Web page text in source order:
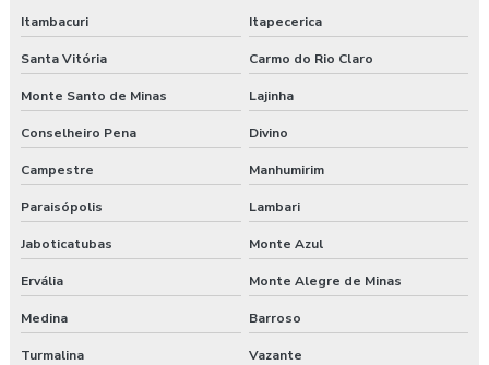
Treinamento online nr 12 Máquinas e Equipamentos
Treinamento online nr 33 Espaço Confinado
Treinamento online nr 35 Segurança Trabalho em Altura
Treinamento segurança do trabalho
Treinamento de segurança do trabalho na construção civil
Valor para elaboração de pgr
Itambacuri Itapecerica
Santa Vitória Carmo do Rio Claro
Monte Santo de Minas Lajinha
Conselheiro Pena Divino
Campestre Manhumirim
Paraisópolis Lambari
Jaboticatubas Monte Azul
Ervália Monte Alegre de Minas
Medina Barroso
Turmalina Vazante